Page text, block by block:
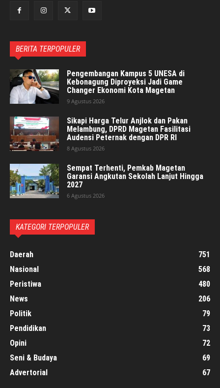
BERITA TERPOPULER
Pengembangan Kampus 5 UNESA di
Kebonagung Diproyeksi Jadi Game
Changer Ekonomi Kota Magetan
9 Agustus 2026
Sikapi Harga Telur Anjlok dan Pakan
Melambung, DPRD Magetan Fasilitasi
Audensi Peternak dengan DPR RI
8 Agustus 2026
Sempat Terhenti, Pemkab Magetan
Garansi Angkutan Sekolah Lanjut Hingga
2027
6 Agustus 2026
KATEGORI TERPOPULER
Daerah
751
Nasional
568
Peristiwa
480
News
206
Politik
79
Pendidikan
73
Opini
72
Seni & Budaya
69
Advertorial
67